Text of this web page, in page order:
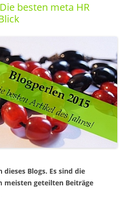
besten meta HR
Blogs. Es sind die
meisten geteilten Beiträge